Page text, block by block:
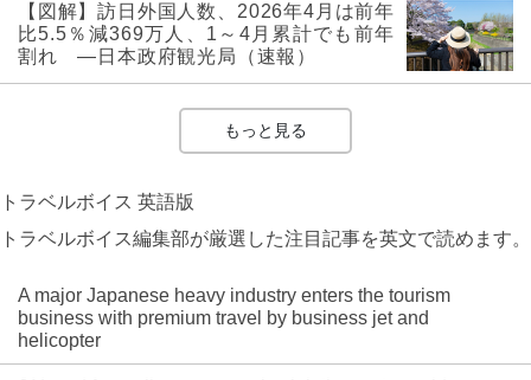
【図解】訪日外国人数、2026年4月は前年
比5.5％減369万人、1～4月累計でも前年
割れ ―日本政府観光局（速報）
もっと見る
トラベルボイス 英語版
トラベルボイス編集部が厳選した注目記事を英文で読めます。
A major Japanese heavy industry enters the tourism
business with premium travel by business jet and
helicopter